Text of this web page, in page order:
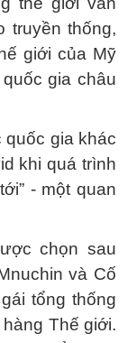
truyền thống,
giới của Mỹ
gia châu
quốc gia khác
khi quá trình
- một quan
chọn sau
và Cố
tổng thống
Thế giới.